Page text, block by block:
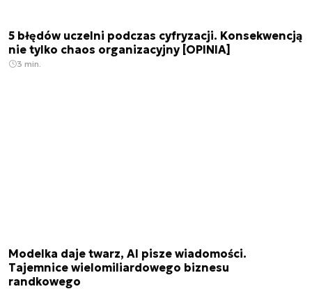
5 błędów uczelni podczas cyfryzacji. Konsekwencją
nie tylko chaos organizacyjny [OPINIA]
3 min.
Modelka daje twarz, AI pisze wiadomości.
Tajemnice wielomiliardowego biznesu
randkowego